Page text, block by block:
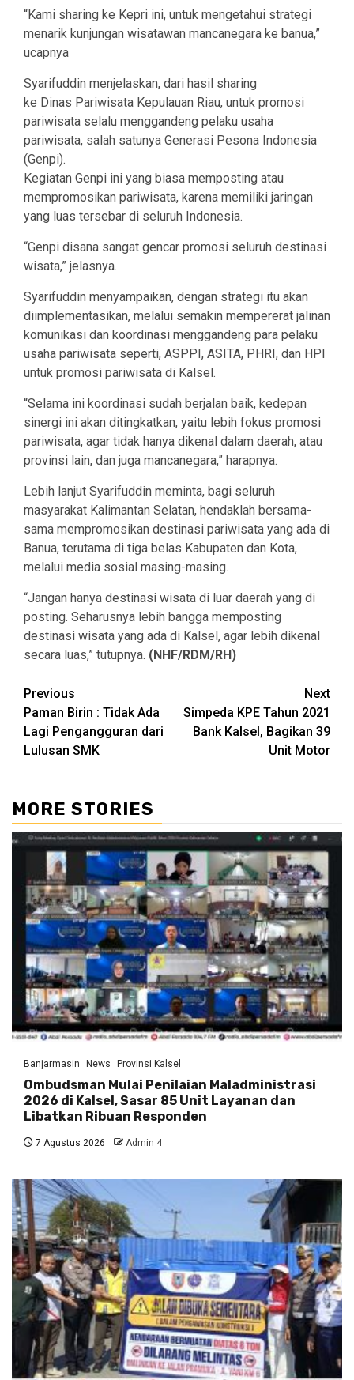
“Kami sharing ke Kepri ini, untuk mengetahui strategi
menarik kunjungan wisatawan mancanegara ke banua,”
ucapnya
Syarifuddin menjelaskan, dari hasil sharing
ke Dinas Pariwisata Kepulauan Riau, untuk promosi
pariwisata selalu menggandeng pelaku usaha
pariwisata, salah satunya Generasi Pesona Indonesia
(Genpi).
Kegiatan Genpi ini yang biasa memposting atau
mempromosikan pariwisata, karena memiliki jaringan
yang luas tersebar di seluruh Indonesia.
“Genpi disana sangat gencar promosi seluruh destinasi
wisata,” jelasnya.
Syarifuddin menyampaikan, dengan strategi itu akan
diimplementasikan, melalui semakin mempererat jalinan
komunikasi dan koordinasi menggandeng para pelaku
usaha pariwisata seperti, ASPPI, ASITA, PHRI, dan HPI
untuk promosi pariwisata di Kalsel.
“Selama ini koordinasi sudah berjalan baik, kedepan
sinergi ini akan ditingkatkan, yaitu lebih fokus promosi
pariwisata, agar tidak hanya dikenal dalam daerah, atau
provinsi lain, dan juga mancanegara,” harapnya.
Lebih lanjut Syarifuddin meminta, bagi seluruh
masyarakat Kalimantan Selatan, hendaklah bersama-
sama mempromosikan destinasi pariwisata yang ada di
Banua, terutama di tiga belas Kabupaten dan Kota,
melalui media sosial masing-masing.
“Jangan hanya destinasi wisata di luar daerah yang di
posting. Seharusnya lebih bangga memposting
destinasi wisata yang ada di Kalsel, agar lebih dikenal
secara luas,” tutupnya. (NHF/RDM/RH)
Continue
Reading
Previous
Paman Birin : Tidak Ada
Lagi Pengangguran dari
Lulusan SMK
Next
Simpeda KPE Tahun 2021
Bank Kalsel, Bagikan 39
Unit Motor
MORE STORIES
Banjarmasin News Provinsi Kalsel
Ombudsman Mulai Penilaian Maladministrasi
2026 di Kalsel, Sasar 85 Unit Layanan dan
Libatkan Ribuan Responden
7 Agustus 2026 Admin 4